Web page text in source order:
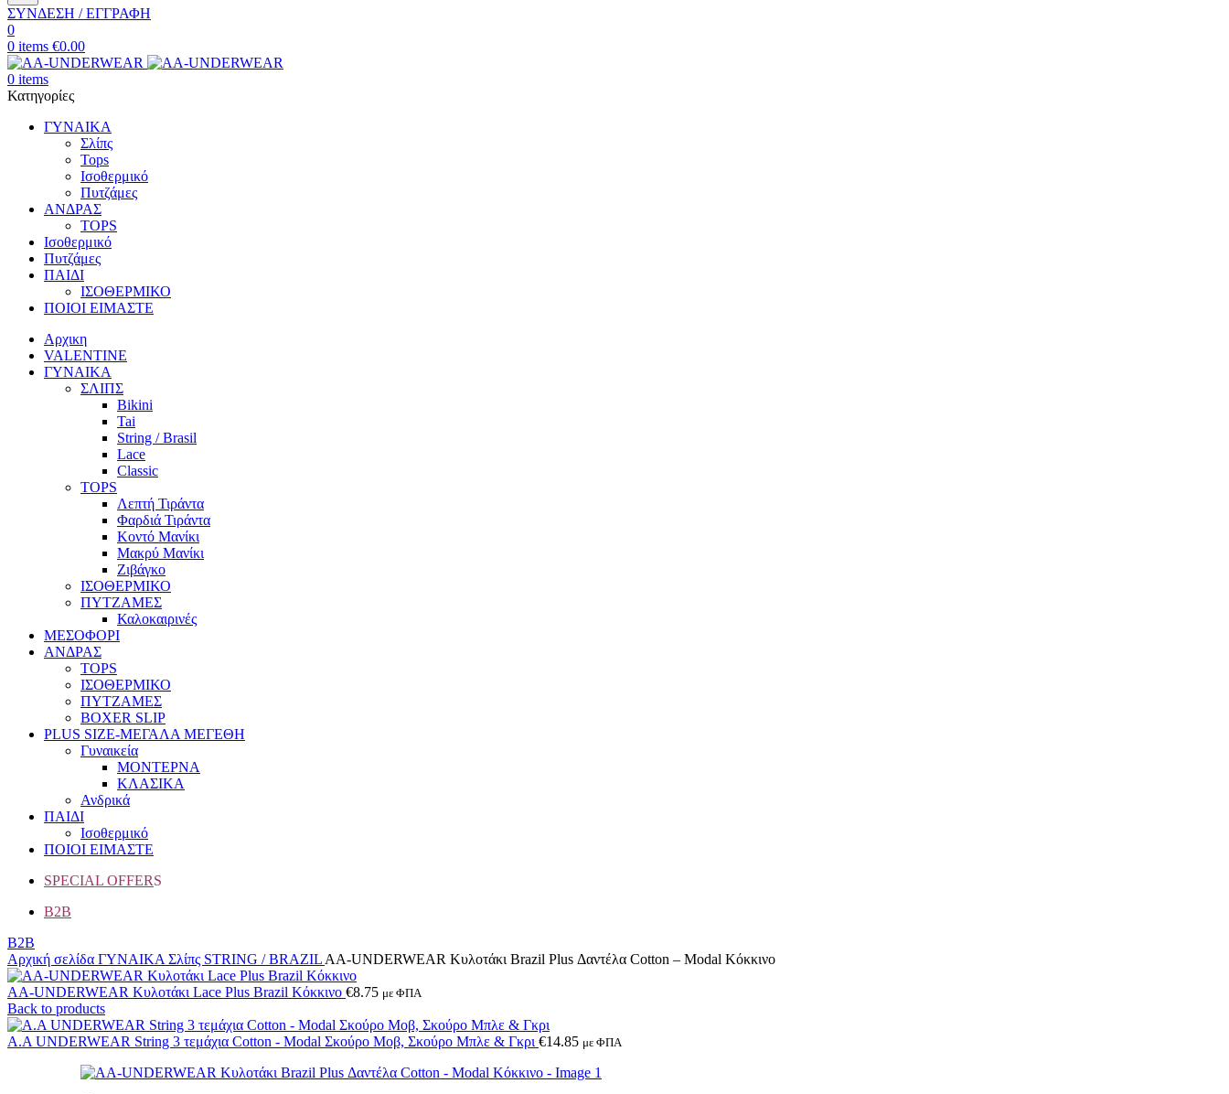
ΣΥΝΔΕΣΗ / ΕΓΓΡΑΦΗ
0
0 items €0.00
0 items
Κατηγορίες
ΓΥΝΑΙΚΑ
Σλίπς
Tops
Ισοθερμικό
Πυτζάμες
ΑΝΔΡΑΣ
TOPS
Ισοθερμικό
Πυτζάμες
ΠΑΙΔΙ
ΙΣΟΘΕΡΜΙΚΟ
ΠΟΙΟΙ ΕΙΜΑΣΤΕ
Αρχικη
VALENTINE
ΓΥΝΑΙΚΑ
ΣΛΙΠΣ
Bikini
Tai
String / Brasil
Lace
Classic
TOPS
Λεπτή Τιράντα
Φαρδιά Τιράντα
Κοντό Μανίκι
Μακρύ Μανίκι
Ζιβάγκο
ΙΣΟΘΕΡΜΙΚΟ
ΠΥΤΖΑΜΕΣ
Καλοκαιρινές
ΜΕΣΟΦΟΡΙ
ΑΝΔΡΑΣ
TOPS
ΙΣΟΘΕΡΜΙΚΟ
ΠΥΤΖΑΜΕΣ
BOXER SLIP
PLUS SIZE-ΜΕΓΑΛΑ ΜΕΓΕΘΗ
Γυναικεία
ΜΟΝΤΕΡΝΑ
ΚΛΑΣΙΚΑ
Ανδρικά
ΠΑΙΔΙ
Ισοθερμικό
ΠΟΙΟΙ ΕΙΜΑΣΤΕ
SPECIAL OFFERS
B2B
B2B
Αρχική σελίδα ΓΥΝΑΙΚΑ Σλίπς STRING / BRAZIL AA-UNDERWEAR Κυλοτάκι Brazil Plus Δαντέλα Cotton – Modal Κόκκινο
AA-UNDERWEAR Κυλοτάκι Lace Plus Brazil Κόκκινο €8.75 με ΦΠΑ
Back to products
Α.A UNDERWEAR String 3 τεμάχια Cotton - Modal Σκούρο Μοβ, Σκούρο Μπλε & Γκρι €14.85 με ΦΠΑ